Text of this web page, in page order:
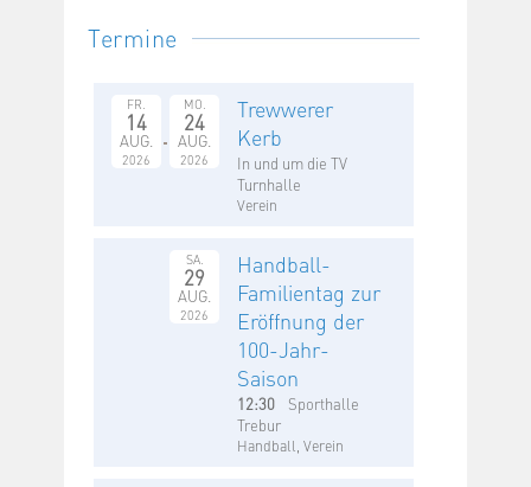
Termine
FR.
14
AUG.
2026
MO.
24
AUG.
2026
Trewwerer
Kerb
In und um die TV
Turnhalle
Verein
SA.
29
AUG.
2026
Handball-
Familientag zur
Eröffnung der
100-Jahr-
Saison
12:30
Sporthalle
Trebur
Handball, Verein